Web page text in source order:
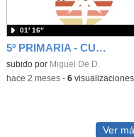
5º PRIMARIA - CUÑA - NO TE CALLES ANTE LOS VILLANOS
Contenido educativo.
subido por Miguel De D.
01′ 16″
-hace 2 meses- 6visualizaciones
Ver